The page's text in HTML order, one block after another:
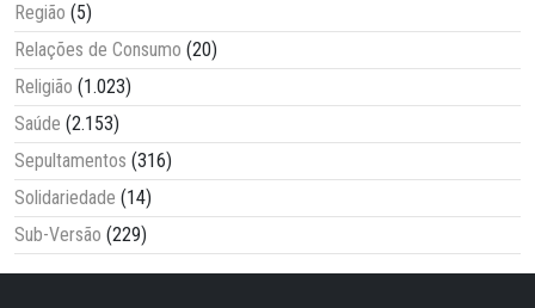
Região (5)
Relações de Consumo (20)
Religião (1.023)
Saúde (2.153)
Sepultamentos (316)
Solidariedade (14)
Sub-Versão (229)